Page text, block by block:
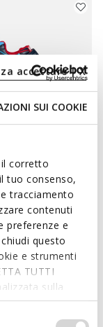
SUI COOKIE
corretto
tuo consenso,
tracciamento
contenuti
preferenze e
questo
e strumenti
TUTTI
sulla
cookies ed
accettare | X
PETIT GARÇON
Spider-Man
1 COULEUR